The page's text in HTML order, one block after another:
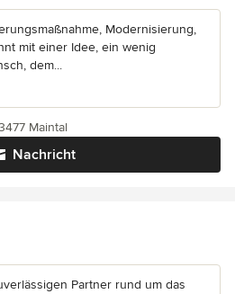
Modernisierung,
mit einer Idee, ein wenig
dem...
Nachricht
Maintal
Partner rund um das